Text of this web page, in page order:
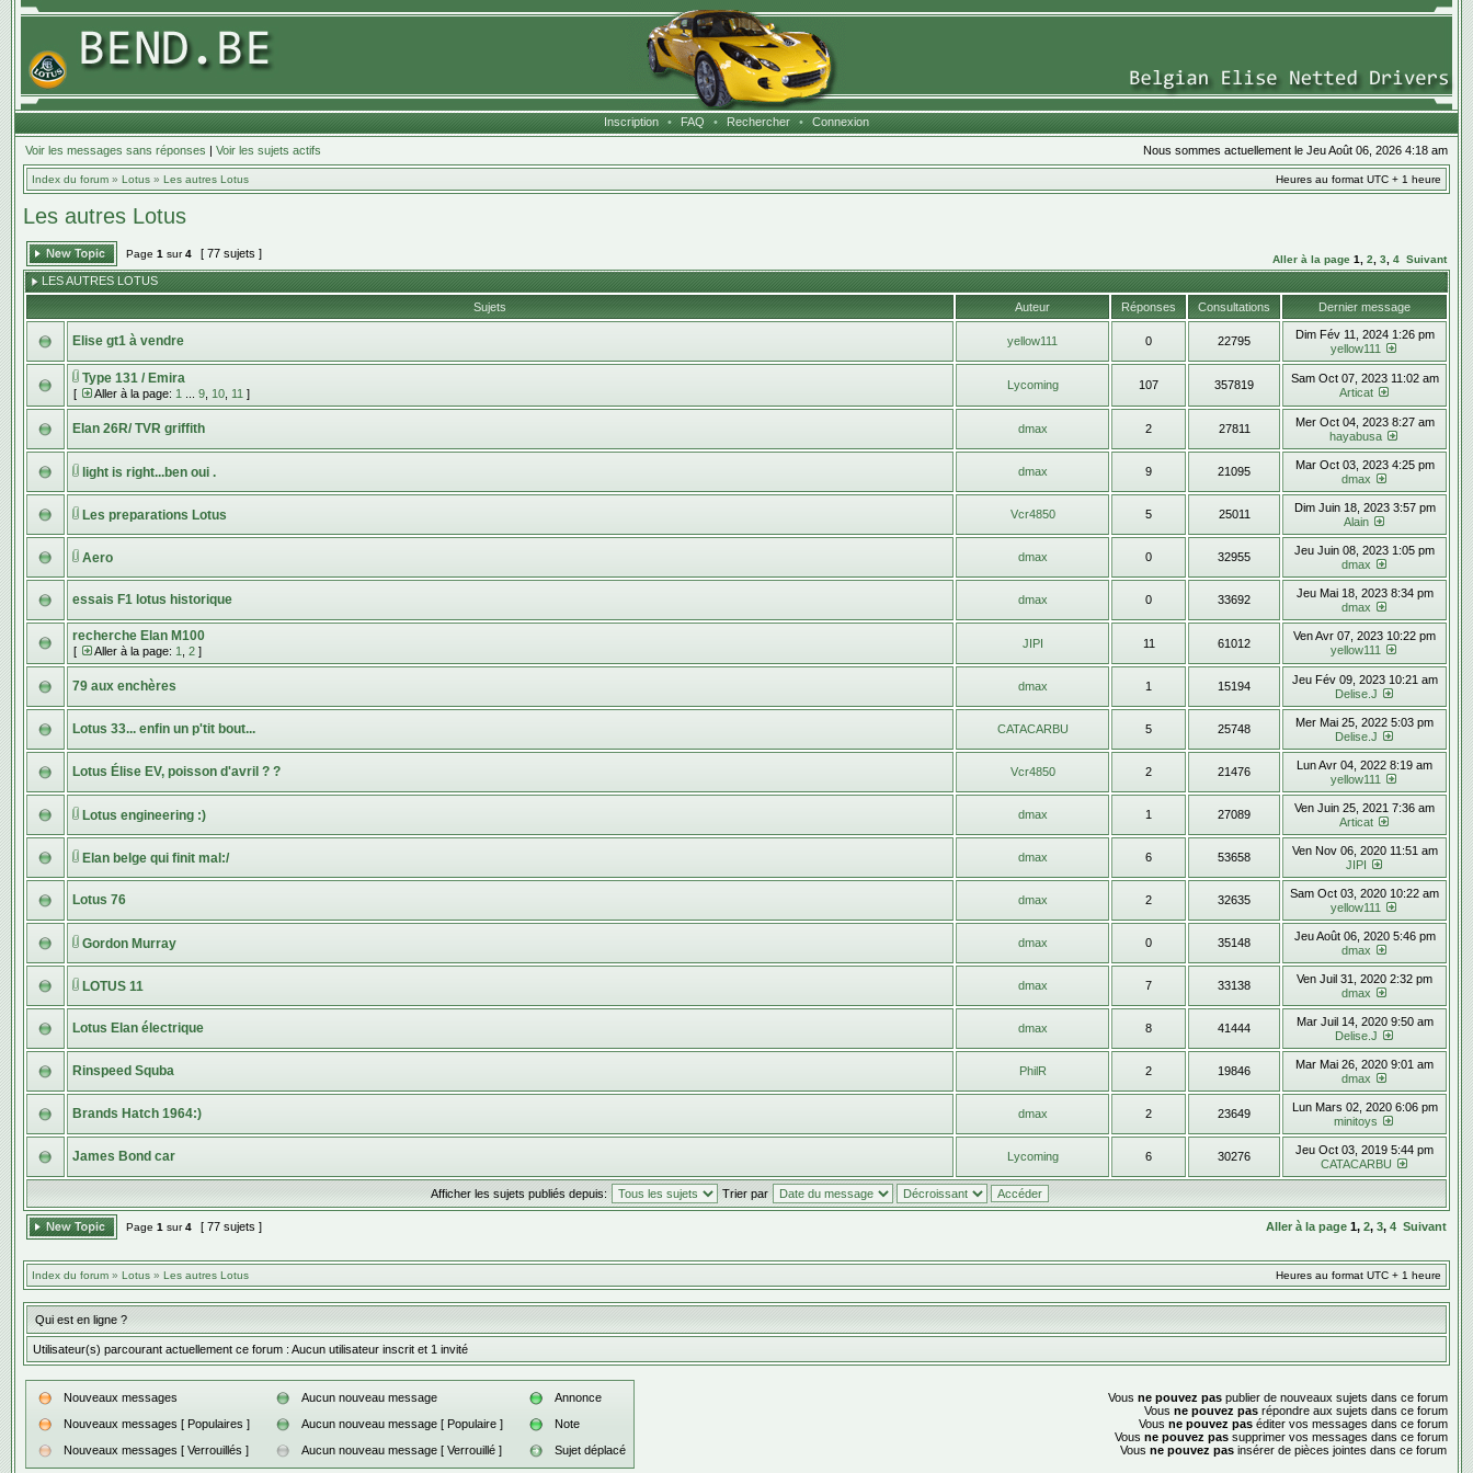
Inscription • FAQ • Rechercher • Connexion
Voir les messages sans réponses | Voir les sujets actifs Nous sommes actuellement le Jeu Août 06, 2026 4:18 am
Index du forum » Lotus » Les autres Lotus Heures au format UTC + 1 heure
Les autres Lotus
Page 1 sur4 [ 77 sujets ] Aller à la page 1 2 3 4 Suivant
LES AUTRES LOTUS
Sujets
Auteur Réponses Consultations Dernier message
Elise gt1 à vendre yellow111 0 22795
Dim Fév 11, 2024 1:26 pm
yellow111
Type 131 / Emira
[ Aller à la page: 1 9 10 11 ]
Lycoming 107 357819
Sam Oct 07, 2023 11:02 am
Articat
Elan 26R/ TVR griffith dmax 2 27811
Mer Oct 04, 2023 8:27 am
hayabusa
light is right...ben oui . dmax 9 21095
Mar Oct 03, 2023 4:25 pm
dmax
Les preparations Lotus Vcr4850 5 25011
Dim Juin 18, 2023 3:57 pm
Alain
Aero dmax 0 32955
Jeu Juin 08, 2023 1:05 pm
dmax
essais F1 lotus historique dmax 0 33692
Jeu Mai 18, 2023 8:34 pm
dmax
recherche Elan M100
[ Aller à la page: 1 2 ]
JIPI 11 61012
Ven Avr 07, 2023 10:22 pm
yellow111
79 aux enchères dmax 1 15194
Jeu Fév 09, 2023 10:21 am
Delise.J
Lotus 33... enfin un p'tit bout... CATACARBU 5 25748
Mer Mai 25, 2022 5:03 pm
Delise.J
Lotus Élise EV, poisson d'avril ? ? Vcr4850 2 21476
Lun Avr 04, 2022 8:19 am
yellow111
Lotus engineering :) dmax 1 27089
Ven Juin 25, 2021 7:36 am
Articat
Elan belge qui finit mal:/ dmax 6 53658
Ven Nov 06, 2020 11:51 am
JIPI
Lotus 76 dmax 2 32635
Sam Oct 03, 2020 10:22 am
yellow111
Gordon Murray dmax 0 35148
Jeu Août 06, 2020 5:46 pm
dmax
LOTUS 11 dmax 7 33138
Ven Juil 31, 2020 2:32 pm
dmax
Lotus Elan électrique dmax 8 41444
Mar Juil 14, 2020 9:50 am
Delise.J
Rinspeed Squba PhilR 2 19846
Mar Mai 26, 2020 9:01 am
dmax
Brands Hatch 1964:) dmax 2 23649
Lun Mars 02, 2020 6:06 pm
minitoys
James Bond car Lycoming 6 30276
Jeu Oct 03, 2019 5:44 pm
CATACARBU
Afficher les sujets publiés depuis: Trier par
Page 1 sur4 [ 77 sujets ] Aller à la page 1, 2, 3, 4 Suivant
Index du forum » Lotus » Les autres Lotus Heures au format UTC + 1 heure
Qui est en ligne ?
Utilisateur(s) parcourant actuellement ce forum : Aucun utilisateur inscrit et 1 invité
Nouveaux messages Aucun nouveau message
Annonce
Nouveaux messages [ Populaires ]
Aucun nouveau message [ Populaire ]
Note
Nouveaux messages [ Verrouillés ]
Aucun nouveau message [ Verrouillé ] Sujet déplacé
Vous ne pouvez pas publier de nouveaux sujets dans ce forum
Vous ne pouvez pas répondre aux sujets dans ce forum
Vous ne pouvez pas éditer vos messages dans ce forum
Vous ne pouvez pas supprimer vos messages dans ce forum
Vous ne pouvez pas insérer de pièces jointes dans ce forum